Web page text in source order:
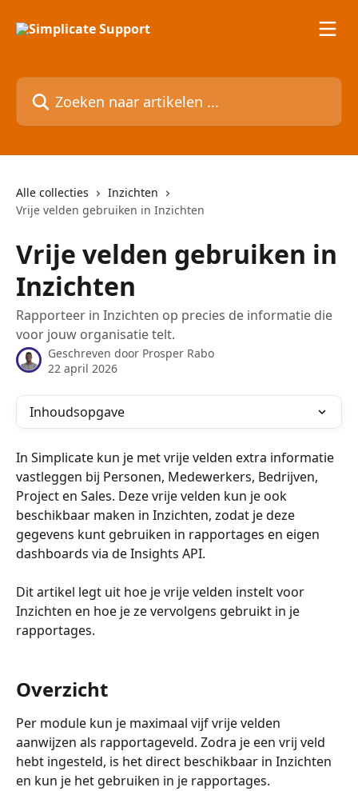
Zoeken naar artikelen ...
Alle collecties
Inzichten
Vrije velden gebruiken in Inzichten
Vrije velden gebruiken in
Inzichten
Rapporteer in Inzichten op precies de informatie die
voor jouw organisatie telt.
Geschreven door Prosper Rabo
22 april 2026
Inhoudsopgave
In Simplicate kun je met vrije velden extra informatie
vastleggen bij Personen, Medewerkers, Bedrijven,
Project en Sales. Deze vrije velden kun je ook
beschikbaar maken in Inzichten, zodat je deze
gegevens kunt gebruiken in rapportages en eigen
dashboards via de Insights API.
Dit artikel legt uit hoe je vrije velden instelt voor
Inzichten en hoe je ze vervolgens gebruikt in je
rapportages.
Overzicht
Per module kun je maximaal vijf vrije velden
aanwijzen als rapportageveld. Zodra je een vrij veld
hebt ingesteld, is het direct beschikbaar in Inzichten
en kun je het gebruiken in je rapportages.